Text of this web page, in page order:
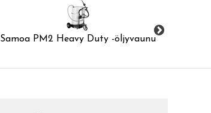
Samoa PM2 Heavy Duty -öljyvaunu